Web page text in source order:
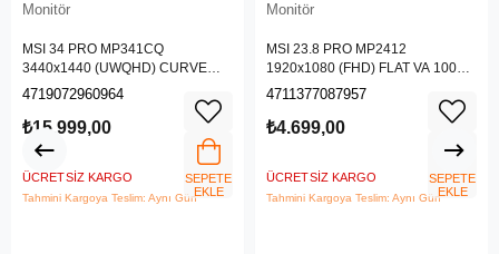
Monitör
MSI 34 PRO MP341CQ
3440x1440 (UWQHD) CURVE
1500R VA 100HZ 1MS ANTI-
4719072960964
₺15.999,00
ÜCRETSIZ KARGO
Tahmini Kargoya Teslim: Aynı Gün
SEPETE
EKLE
Monitör
MSI 23.8 PRO MP2412
1920x1080 (FHD) FLAT VA 100HZ
1MS ANTI-GLARE MONITOR
4711377087957
₺4.699,00
ÜCRETSIZ KARGO
Tahmini Kargoya Teslim: Aynı Gün
SEPETE
EKLE